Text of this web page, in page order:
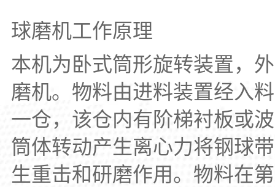
球磨机工作原理
本机为卧式筒形旋转装置，
磨机。物料由进料装置经入
一仓，该仓内有阶梯衬板或
筒体转动产生离心力将钢球
生重击和研磨作用。物料在